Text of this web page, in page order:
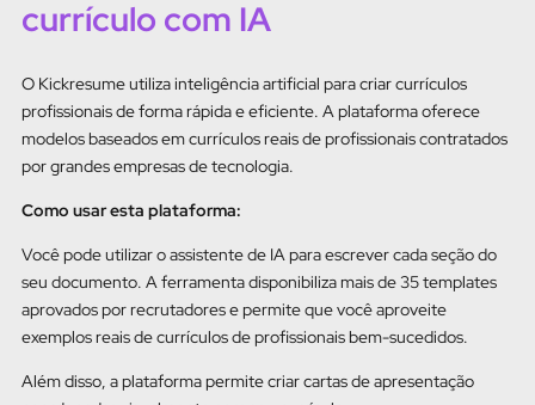
currículo com IA
O Kickresume utiliza inteligência artificial para criar currículos
profissionais de forma rápida e eficiente. A plataforma oferece
modelos baseados em currículos reais de profissionais contratados
por grandes empresas de tecnologia.
Como usar esta plataforma:
Você pode utilizar o assistente de IA para escrever cada seção do
seu documento. A ferramenta disponibiliza mais de 35 templates
aprovados por recrutadores e permite que você aproveite
exemplos reais de currículos de profissionais bem-sucedidos.
Além disso, a plataforma permite criar cartas de apresentação